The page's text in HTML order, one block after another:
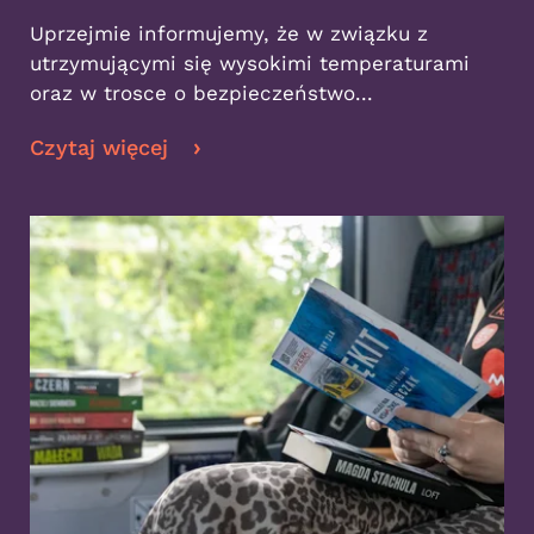
Uprzejmie informujemy, że w związku z
utrzymującymi się wysokimi temperaturami
oraz w trosce o bezpieczeństwo...
Czytaj więcej